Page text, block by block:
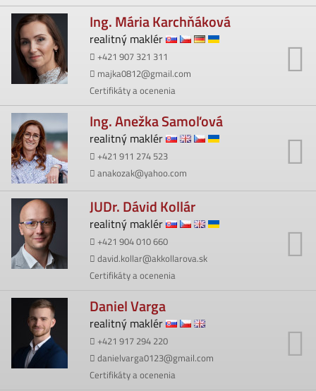
Ing. Mária Karchňáková
realitný maklér
+421 907 321 311
majka0812@gmail.com
Certifikáty a ocenenia
Ing. Anežka Samoľová
realitný maklér
+421 911 274 523
anakozak@yahoo.com
JUDr. Dávid Kollár
realitný maklér
+421 904 010 660
david.kollar@akkollarova.sk
Certifikáty a ocenenia
Daniel Varga
realitný maklér
+421 917 294 220
danielvarga0123@gmail.com
Certifikáty a ocenenia